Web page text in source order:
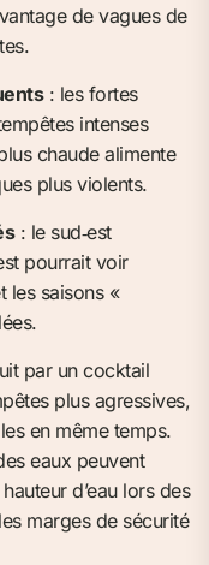
de vagues de
: les fortes
intenses
chaude alimente
plus violents.
: le sud‑est
pourrait voir
les saisons «
par un cocktail
plus agressives,
en même temps.
eaux peuvent
d’eau lors des
marges de sécurité